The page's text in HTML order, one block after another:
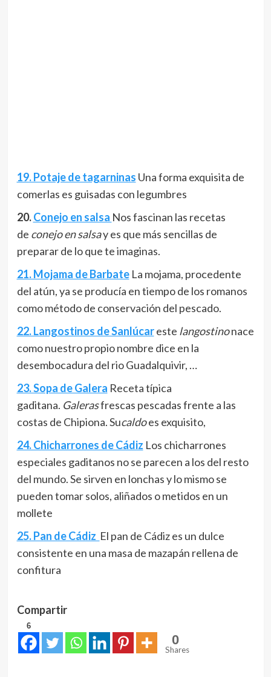
19. Potaje de tagarninas Una forma exquisita de
comerlas es guisadas con legumbres
20.Conejo en salsa Nos fascinan las recetas
de conejo en salsay es que más sencillas de
preparar de lo que te imaginas.
21. Mojama de BarbateLa mojama, procedente
del atún, ya se producía en tiempo de los romanos
como método de conservación del pescado.
22. Langostinos de Sanlúcar este langostinonace
como nuestro propio nombre dice en la
desembocadura del rio Guadalquivir, …
23. Sopa de Galera Receta típica
gaditana. Galerasfrescas pescadas frente a las
costas de Chipiona. Sucaldoes exquisito,
24. Chicharrones de Cádiz Los chicharrones
especiales gaditanos no se parecen a los del resto
del mundo. Se sirven en lonchas y lo mismo se
pueden tomar solos, aliñados o metidos en un
mollete
25. Pan de Cádiz El pan de Cádiz es un dulce
consistente en una masa de mazapán rellena de
confitura
Compartir
6
0
Shares